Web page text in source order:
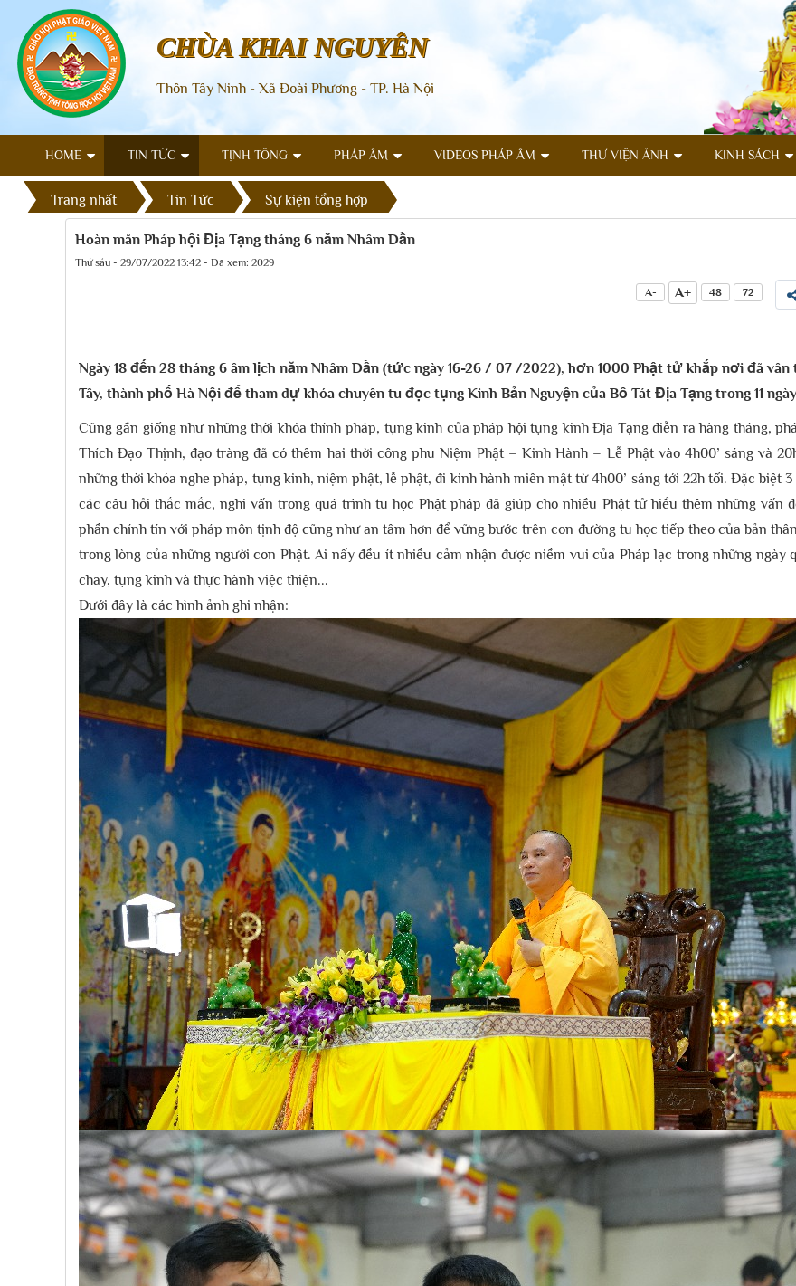
CHÙA KHAI NGUYÊN
Thôn Tây Ninh - Xã Đoài Phương - TP. Hà Nội
HOME TIN TỨC TỊNH TÔNG PHÁP ÂM VIDEOS PHÁP ÂM THƯ VIỆN ẢNH KINH SÁCH
Trang nhất Tin Tức Sự kiện tổng hợp
Hoàn mãn Pháp hội Địa Tạng tháng 6 năm Nhâm Dần
Thứ sáu - 29/07/2022 13:42 - Đã xem: 2029
A- A+ 48 72
Ngày 18 đến 28 tháng 6 âm lịch năm Nhâm Dần (tức ngày 16-26 / 07 /2022), hơn 1000 Phật tử khắp nơi đã
Tây, thành phố Hà Nội để tham dự khóa chuyên tu đọc tụng Kinh Bản Nguyện của Bồ Tát Địa Tạng trong 11
Cũng gần giống như những thời khóa thính pháp, tụng kinh của pháp hội tụng kinh Địa Tạng diễn ra hàng tháng,
Thích Đạo Thịnh, đạo tràng đã có thêm hai thời công phu Niệm Phật – Kinh Hành – Lễ Phật vào 4h00’ sáng và
những thời khóa nghe pháp, tụng kinh, niệm phật, lễ phật, đi kinh hành miên mật từ 4h00’ sáng tới 22h tối. Đặc biệt
các câu hỏi thắc mắc, nghi vấn trong quá trình tu học Phật pháp đã giúp cho nhiều Phật tử hiểu thêm những vấn
phần chính tín với pháp môn tịnh độ cũng như an tâm hơn để vững bước trên con đường tu học tiếp theo của bản
trong lòng của những người con Phật. Ai nấy đều ít nhiều cảm nhận được niềm vui của Pháp lạc trong những ngày
chay, tụng kinh và thực hành việc thiện...
Dưới đây là các hình ảnh ghi nhận: